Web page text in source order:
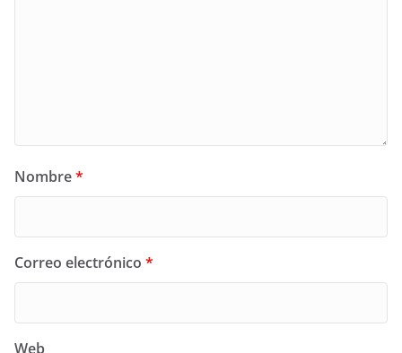
Nombre*
Correo electrónico *
Web